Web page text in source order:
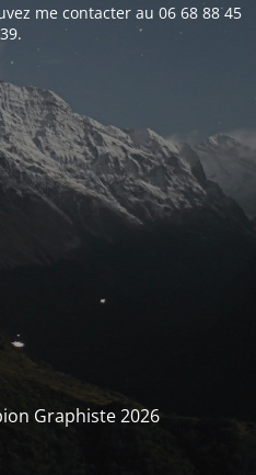
me contacter au 06 68 88 45
39.
Graphiste 2026